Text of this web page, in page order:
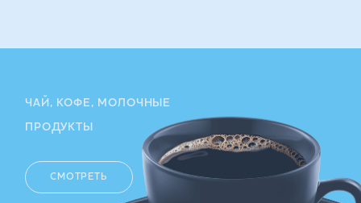
ЧАЙ, КОФЕ, МОЛОЧНЫЕ
ПРОДУКТЫ
СМОТРЕТЬ